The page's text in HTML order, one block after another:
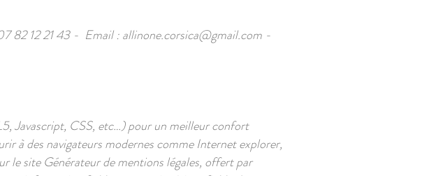
82 12 21 43 - Email :allinone.corsica@gmail.com -
Javascript, CSS, etc…) pour un meilleur confort
à des navigateurs modernes comme Internet explorer,
le site Générateur de mentions légales, offert par